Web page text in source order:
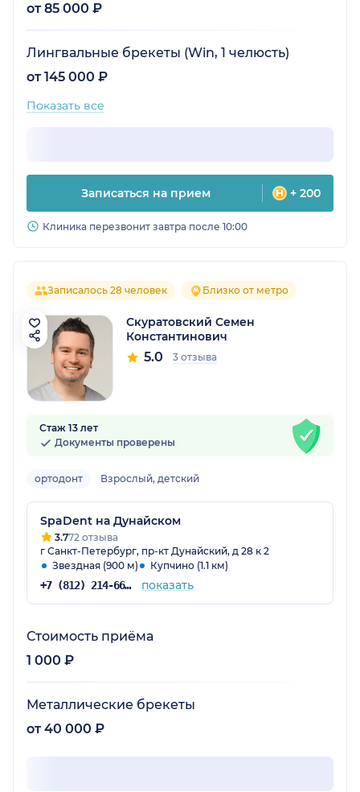
от 85 000 ₽
Лингвальные брекеты (Win, 1 челюсть)
от 145 000 ₽
Показать все
Записаться на прием + 200
Клиника перезвонит завтра после 10:00
Записалось 28 человек Близко от метро
Скуратовский Семен
Константинович
5.0 3 отзыва
Стаж 13 лет
Документы проверены
ортодонт Взрослый, детский
SpaDent на Дунайском
3.772 отзыва
г Санкт-Петербург, пр-кт Дунайский, д 28 к 2
Звездная (900 м)
Купчино (1.1 км)
+7 (812) 214-66-48 показать
Стоимость приёма
1 000 ₽
Металлические брекеты
от 40 000 ₽